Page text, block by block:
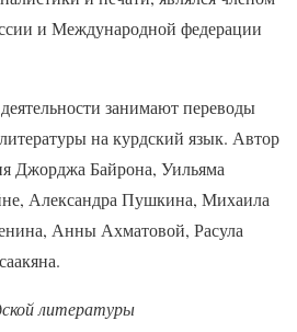
и Международной федерации
занимают переводы
на курдский язык. Автор
Джорджа Байрона, Уильяма
Александра Пушкина, Михаила
Анны Ахматовой, Расула
литературы